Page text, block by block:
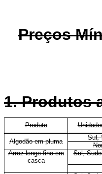
Preços
1. Produtos
Produto
Algodão em pluma
Sul,
Arroz longo fino em
casca
Sul,